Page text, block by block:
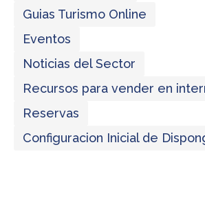
Guias Turismo Online
Eventos
Noticias del Sector
Recursos para vender en
Reservas
Configuracion Inicial de